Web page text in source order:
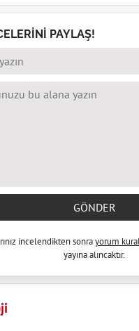
PAYLAŞ!
GÖNDER
incelendikten sonrayorum
yayına alıncaktır.